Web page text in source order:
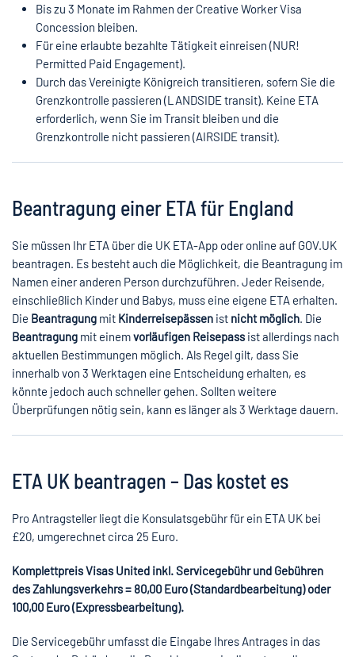
Bis zu 3 Monate im Rahmen der Creative Worker Visa
Concession bleiben.
Für eine erlaubte bezahlte Tätigkeit einreisen (NUR!
Permitted Paid Engagement).
Durch das Vereinigte Königreich transitieren, sofern Sie die
Grenzkontrolle passieren (LANDSIDE transit). Keine ETA
erforderlich, wenn Sie im Transit bleiben und die
Grenzkontrolle nicht passieren (AIRSIDE transit).
Beantragung einer ETA für England
Sie müssen Ihr ETA über die UK ETA-App oder online auf GOV.UK
beantragen. Es besteht auch die Möglichkeit, die Beantragung im
Namen einer anderen Person durchzuführen. Jeder Reisende,
einschließlich Kinder und Babys, muss eine eigene ETA erhalten.
Die Beantragung mit Kinderreisepässen ist nicht möglich. Die
Beantragung mit einemvorläufigen Reisepass ist allerdings nach
aktuellen Bestimmungen möglich. Als Regel gilt, dass Sie
innerhalb von 3 Werktagen eine Entscheidung erhalten, es
könnte jedoch auch schneller gehen. Sollten weitere
Überprüfungen nötig sein, kann es länger als 3 Werktage dauern.
ETA UK beantragen – Das kostet es
Pro Antragsteller liegt die Konsulatsgebühr für ein ETA UK bei
£20, umgerechnet circa 25 Euro.
Komplettpreis Visas United inkl. Servicegebühr und Gebühren
des Zahlungsverkehrs = 80,00 Euro (Standardbearbeitung) oder
100,00 Euro (Expressbearbeitung).
Die Servicegebühr umfasst die Eingabe Ihres Antrages in das